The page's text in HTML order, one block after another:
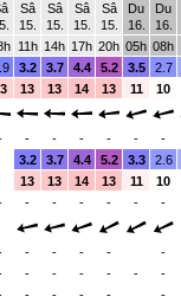
Sâ
15.
Sâ
15.
Sâ
15.
Sâ
15.
Du
16.
Du
16.
11h 14h 17h 20h 05h 08h
3.2 3.7 4.4 5.2 3.5
2.7
13 13 14 13 11
10
- - - - -
-
3.2 3.7 4.4 5.2 3.3
2.6
13 13 14 13 11
10
- - - - -
-
- - - -
-
- - - - -
-
- - - -
-